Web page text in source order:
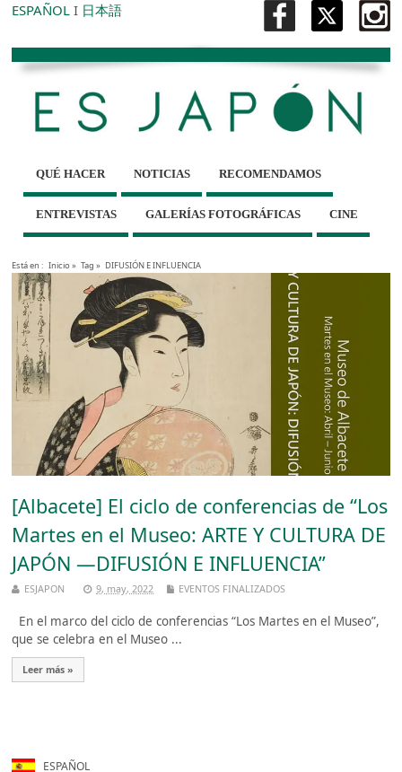
ESPAÑOL I 日本語
QUÉ HACER NOTICIAS RECOMENDAMOS
ENTREVISTAS GALERÍAS FOTOGRÁFICAS CINE
Está en : Inicio» Tag » DIFUSIÓN E INFLUENCIA
[Albacete] El ciclo de conferencias de “Los
Martes en el Museo: ARTE Y CULTURA DE
JAPÓN ―DIFUSIÓN E INFLUENCIA”
ESJAPON 9, may, 2022 EVENTOS FINALIZADOS
En el marco del ciclo de conferencias “Los Martes en el Museo”,
que se celebra en el Museo ...
Leer más »
ESPAÑOL